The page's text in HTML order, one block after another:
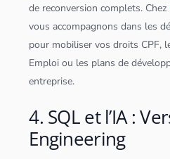
de reconversion complets. Chez
vous accompagnons dans les
pour mobiliser vos droits CPF,
Emploi ou les plans de
entreprise.
4. SQL et l’IA :
Engineering